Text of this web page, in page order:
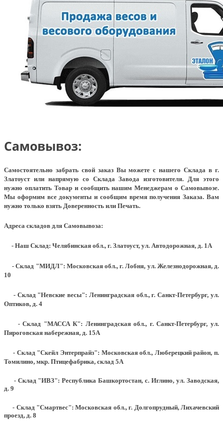
Самовывоз:
Самостоятельно забрать свой заказ Вы можете с нашего Склада в г.
Златоуст или напрямую со Склада Завода изготовителя. Для этого
нужно оплатить Товар и сообщить нашим Менеджерам о Самовывозе.
Мы оформим все документы и сообщим время получения Заказа. Вам
нужно только взять Доверенность или Печать.
Адреса складов для Самовывоза:
- Наш Склад: Челябинская обл., г. Златоуст, ул. Автодорожная, д. 1А
- Склад "МИДЛ": Московская обл., г. Лобня, ул. Железнодорожная, д.
10
- Склад "Невские весы": Ленинградская обл., г. Санкт-Петербург, ул.
Оптиков, д. 4
- Склад "МАССА К": Ленинградская обл., г. Санкт-Петербург, ул.
Пироговская набережная, д. 15А
- Склад "Скейл Энтерпрайз": Московская обл., Люберецкий район, п.
Томилино, мкр. Птицефабрика, склад 5А
- Склад "ИВЗ": Республика Башкортостан, с. Иглино, ул. Заводская,
д. 9
- Склад "Смартвес":Московская обл., г. Долгопрудный, Лихачевский
проезд, д. 8